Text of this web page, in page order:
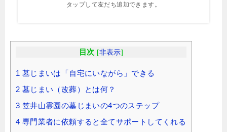
タップして友だち追加できます。
目次 [非表示]
1 墓じまいは「自宅にいながら」できる
2 墓じまい（改葬）とは何？
3 笠井山霊園の墓じまいの4つのステップ
4 専門業者に依頼すると全てサポートしてくれる